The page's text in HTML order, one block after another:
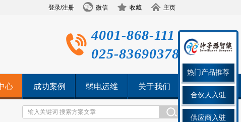
登录/注册 微信 收藏 主页
4001-868-111
025-83690378
心 成功案例 弱电运维 关于我们
热门产品推荐
合伙人入驻
供应商入驻